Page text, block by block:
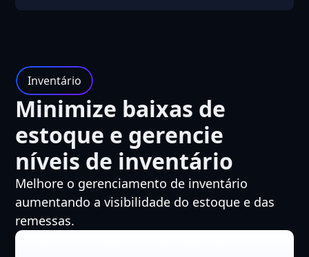
Inventário
Minimize baixas de
estoque e gerencie
níveis de inventário
Melhore o gerenciamento de inventário
aumentando a visibilidade do estoque e das
remessas.